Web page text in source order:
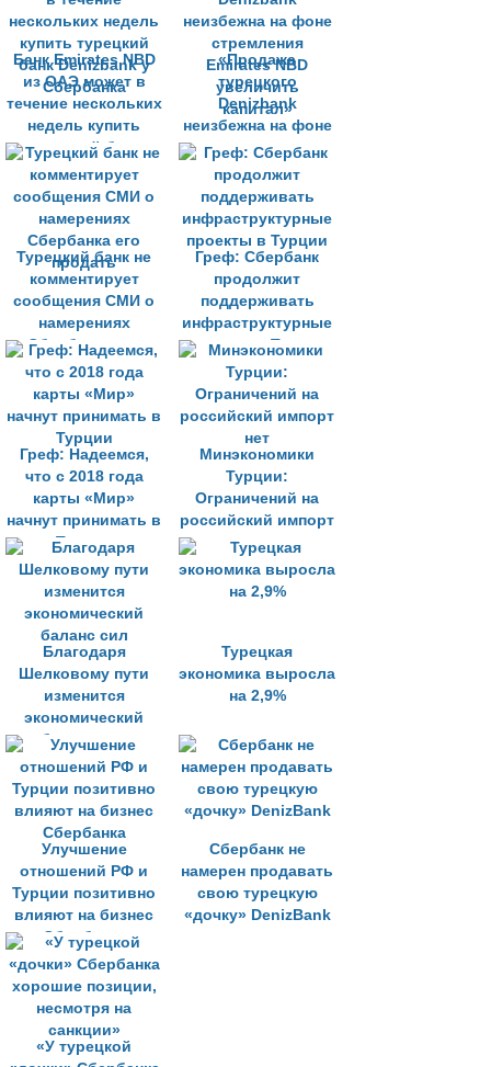
Банк Emirates NBD
из ОАЭ может в
течение нескольких
недель купить
турецкий банк
Denizbank у
Сбербанка
«Продажа
турецкого
Denizbank
неизбежна на фоне
стремления
Emirates NBD
увеличить
капитал»
Турецкий банк не
комментирует
сообщения СМИ о
намерениях
Сбербанка его
продать
Греф: Сбербанк
продолжит
поддерживать
инфраструктурные
проекты в Турции
Греф: Надеемся,
что с 2018 года
карты «Мир»
начнут принимать в
Турции
Минэкономики
Турции:
Ограничений на
российский импорт
нет
Благодаря
Шелковому пути
изменится
экономический
баланс сил
Турецкая
экономика выросла
на 2,9%
Улучшение
отношений РФ и
Турции позитивно
влияют на бизнес
Сбербанка
Сбербанк не
намерен продавать
свою турецкую
«дочку» DenizBank
«У турецкой